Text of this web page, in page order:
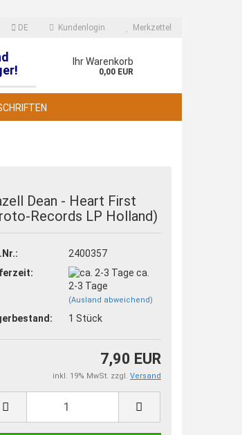
DE Kundenlogin Merkzettel
Ihr Warenkorb
0,00 EUR
Dean - Heart First
Records LP Holland)
2400357
ca.
2-3 Tage
(Ausland abweichend)
1Stück
7,90 EUR
inkl. 19% MwSt. zzgl. Versand